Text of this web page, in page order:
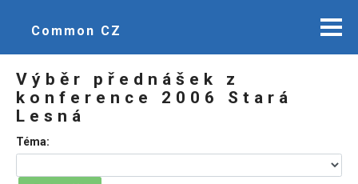
Common CZ
Výběr přednášek z
konference 2006 Stará
Lesná
Téma: